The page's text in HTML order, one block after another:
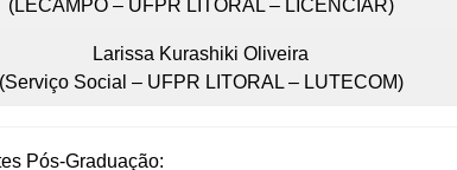
(LECAMPO – UFPR LITORAL – LICENCIAR)
Larissa Kurashiki Oliveira
(Serviço Social – UFPR LITORAL – LUTECOM)
Pós-Graduação: